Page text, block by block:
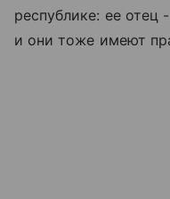
республике: ее отец
и они тоже имеют